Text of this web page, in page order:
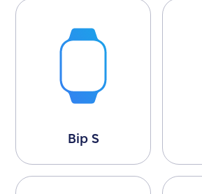
Bip S